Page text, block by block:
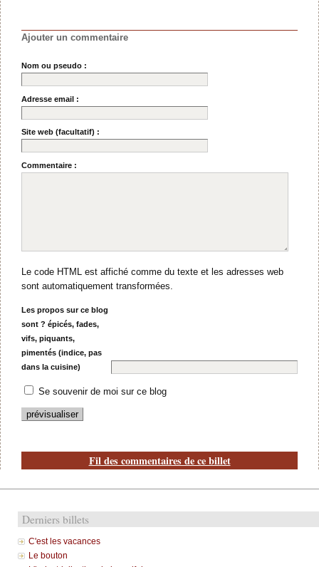
Ajouter un commentaire
Nom ou pseudo :
Adresse email :
Site web (facultatif) :
Commentaire :
Le code HTML est affiché comme du texte et les adresses web
sont automatiquement transformées.
Les propos sur ce blog
sont ? épicés, fades,
vifs, piquants,
pimentés (indice, pas
dans la cuisine)
Se souvenir de moi sur ce blog
Fil des commentaires de ce billet
Derniers billets
C'est les vacances
Le bouton